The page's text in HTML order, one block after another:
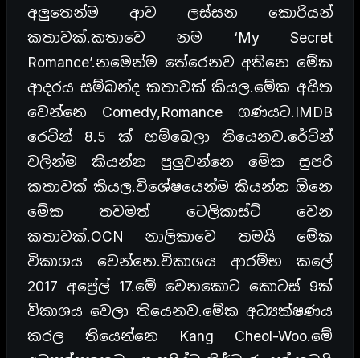
අලුතෙන්ම ආව ලස්සන කොරියන්
කතාවක්.කතාවෙ නම ‘My Secret
Romance’.නමෙන්ම තේරෙනව අතිනෙ මේක
ආදරය සම්බන්ද කතාවක් කියල.මේක අයිත
වෙන්නෙ Comedy,Romance ගණයට.IMDB
රෙටින් 8.5 ක් හම්බෙලා තියෙනව.රේටින්
වලින්ම කියන්න පුලුවන්නෙ මේක සුපරි
කතාවක් කියල.විශේෂයෙන්ම කියන්න ඕනෙ
මේක තවමත් ටෙලිකාස්ට් වෙන
කතාවක්.OCN නාලිකාවෙ තමයි මේක
විකාශය වෙන්නෙ.විකාශය ආරම්භ කලේ
2017 අප්‍රේල් 17.මේ වෙනකොට කොටස් 9ක්
විකාශය වෙලා තියෙනව.මේක අධ්‍යක්ෂණය
කරල තියෙන්නෙ Kang Cheol-Woo.මේ